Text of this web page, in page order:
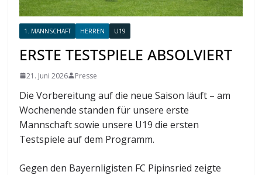
1. MANNSCHAFT HERREN U19
ERSTE TESTSPIELE ABSOLVIERT
21. Juni 2026 Presse
Die Vorbereitung auf die neue Saison läuft – am
Wochenende standen für unsere erste
Mannschaft sowie unsere U19 die ersten
Testspiele auf dem Programm.
Gegen den Bayernligisten FC Pipinsried zeigte